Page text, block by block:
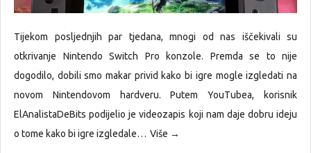
Tijekom posljednjih par tjedana, mnogi od nas iščekivali su
otkrivanje Nintendo Switch Pro konzole. Premda se to nije
dogodilo, dobili smo makar privid kako bi igre mogle izgledati na
novom Nintendovom hardveru. Putem YouTubea, korisnik
ElAnalistaDeBits podijelio je videozapis koji nam daje dobru ideju
o tome kako bi igre izgledale… Više →